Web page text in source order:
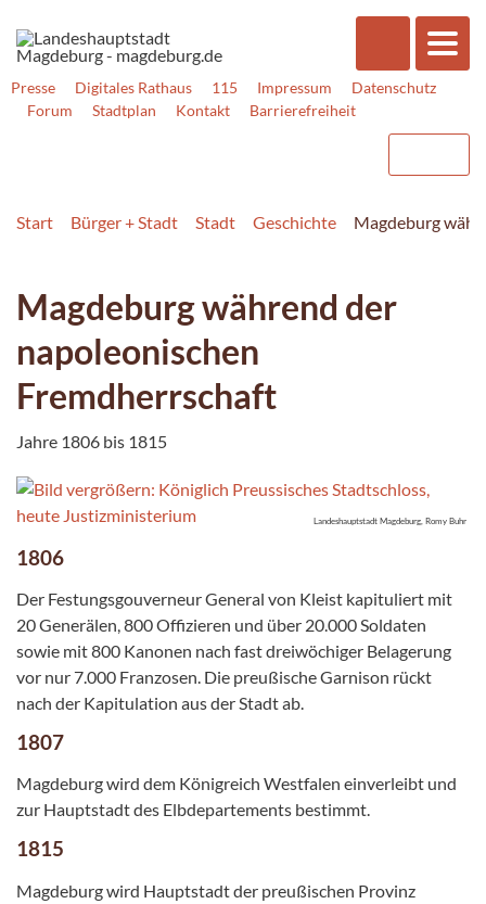
Presse Digitales Rathaus 115 Impressum
Datenschutz
Forum
Stadtplan Kontakt Barrierefreiheit
Start Bürger + Stadt Stadt Geschichte Magdeburg
Magdeburg während der
napoleonischen
Fremdherrschaft
Jahre 1806 bis 1815
Landeshauptstadt Magdeburg, Romy Buhr
1806
Der Festungsgouverneur General von Kleist kapituliert mit
20 Generälen, 800 Offizieren und über 20.000 Soldaten
sowie mit 800 Kanonen nach fast dreiwöchiger Belagerung
vor nur 7.000 Franzosen. Die preußische Garnison rückt
nach der Kapitulation aus der Stadt ab.
1807
Magdeburg wird dem Königreich Westfalen einverleibt und
zur Hauptstadt des Elbdepartements bestimmt.
1815
Magdeburg wird Hauptstadt der preußischen Provinz